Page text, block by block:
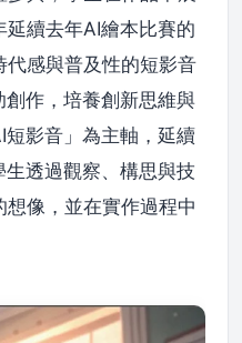
續去年AI繪本比賽的
感與普及性的短影音
作，培養創新思維與
影音」為主軸，延續
透過觀察、構思與技
像，並在實作過程中